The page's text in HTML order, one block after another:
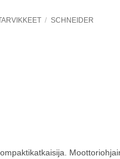
/ SCHNEIDER